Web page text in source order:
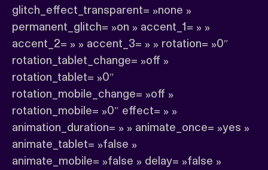
glitch_effect_transparent= »none »
permanent_glitch= »on » accent_1= » »
accent_2= » » accent_3= » » rotation= »0″
rotation_tablet_change= »off »
rotation_tablet= »0″
rotation_mobile_change= »off »
rotation_mobile= »0″ effect= » »
animation_duration= » » animate_once= »yes »
animate_tablet= »false »
animate_mobile= »false » delay= »false »